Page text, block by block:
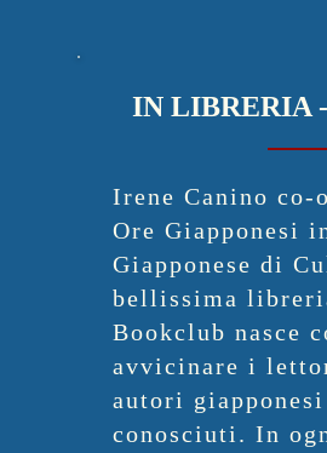
IN LIBRERIA -
Irene Canino
Ore Giapponesi
Giapponese di
bellissima
Bookclub nasce
avvicinare i
autori
conosciuti. In